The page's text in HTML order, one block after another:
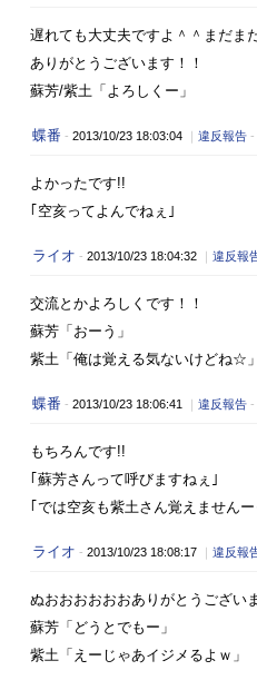
遅れても大丈夫ですよ＾＾まだま
ありがとうございます！！
蘇芳/紫土「よろしくー」
蝶番 - 2013/10/23 18:03:04 ｜ 違反報告 -
よかったです!!
｢空亥ってよんでねぇ｣
ライオ - 2013/10/23 18:04:32 ｜ 違反報
交流とかよろしくです！！
蘇芳「おーう」
紫土「俺は覚える気ないけどね☆」
蝶番 - 2013/10/23 18:06:41 ｜ 違反報告 -
もちろんです!!
｢蘇芳さんって呼びますねぇ｣
｢では空亥も紫土さん覚えませんー
ライオ - 2013/10/23 18:08:17 ｜ 違反報
ぬおおおおおおありがとうござい
蘇芳「どうとでもー」
紫土「えーじゃあイジメるよｗ」